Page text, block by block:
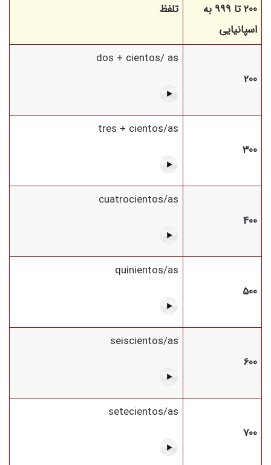
200 تا 999 به
اسپانیایی
تلفظ
200
dos + cientos/ as
300
tres + cientos/as
400
cuatrocientos/as
500
quinientos/as
600
seiscientos/as
700
setecientos/as